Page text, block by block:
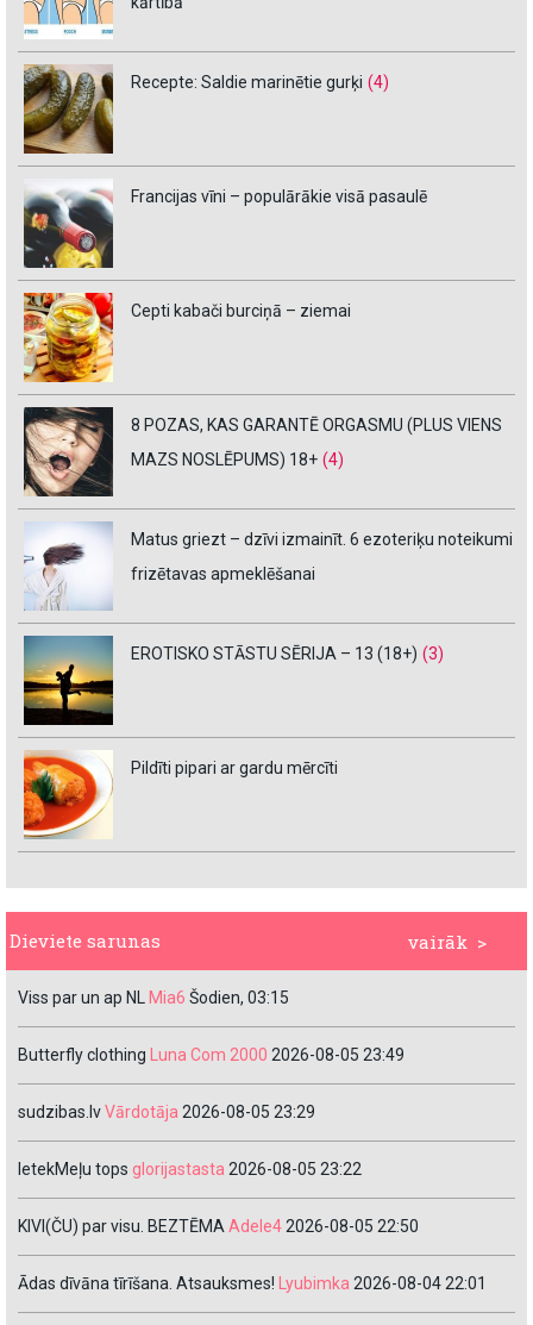
Recepte: Saldie marinētie gurķi (4)
Francijas vīni – populārākie visā pasaulē
Cepti kabači burciņā – ziemai
8 POZAS, KAS GARANTĒ ORGASMU (PLUS VIENS
MAZS NOSLĒPUMS) 18+ (4)
Matus griezt – dzīvi izmainīt. 6 ezoteriķu noteikumi
frizētavas apmeklēšanai
EROTISKO STĀSTU SĒRIJA – 13 (18+) (3)
Pildīti pipari ar gardu mērcīti
vairāk >
Dieviete sarunas
Viss par un ap NL Mia6 Šodien, 03:15
Butterfly clothing Luna Com 2000 2026-08-05 23:49
sudzibas.lvVārdotāja 2026-08-05 23:29
IetekMeļu tops glorijastasta 2026-08-05 23:22
KIVI(ČU) par visu. BEZTĒMAAdele42026-08-05 22:50
Ādas dīvāna tīrīšana. Atsauksmes! Lyubimka 2026-08-04 22:01